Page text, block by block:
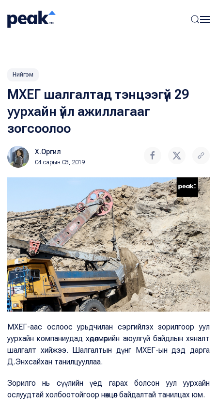
Нийгэм
МХЕГ шалгалтад тэнцээгүй 29
уурхайн үйл ажиллагааг
зогсоолоо
Х.Оргил
04 сарын 03, 2019
МХЕГ-аас ослоос урьдчилан сэргийлэх зорилгоор уул
уурхайн компаниудад хөдөлмөрийн аюулгүй байдлын хяналт
шалгалт хийжээ. Шалгалтын дүнг МХЕГ-ын дэд дарга
Д.Энхсайхан танилцууллаа.
Зорилго нь сүүлийн үед гарах болсон уул уурхайн
ослуудтай холбоотойгоор нөхцөл байдалтай танилцах юм.